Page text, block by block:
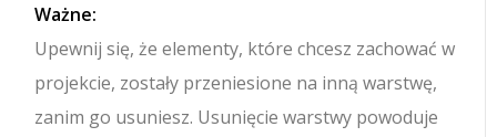
Ważne:
Upewnij się, że elementy, które chcesz zachować w
projekcie, zostały przeniesione na inną warstwę,
zanim go usuniesz. Usunięcie warstwy powoduje